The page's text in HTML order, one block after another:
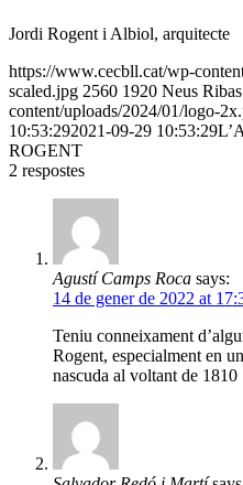
Jordi Rogent i Albiol, arquitecte
https://www.cecbll.cat/wp-
scaled.jpg 2560 1920 Neus Ribas
content/uploads/2024/01/logo-
10:53:292021-09-29 10:53:29
ROGENT
2 respostes
Agustí Camps Roca says:
14 de gener de 2022 at
Teniu conneixament
Rogent, especialment en
nascuda al voltant de